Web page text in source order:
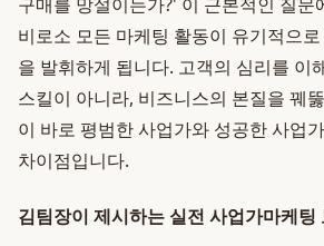
비로소 모든 마케팅 활동이 유기적으
을 발휘하게 됩니다. 고객의 심리를 이
스킬이 아니라, 비즈니스의 본질을 꿰
이 바로 평범한 사업가와 성공한 사업
차이점입니다.
김팀장이 제시하는 실전 사업가마케팅